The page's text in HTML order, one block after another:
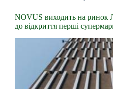
NOVUS виходить на ринок
до відкриття перші